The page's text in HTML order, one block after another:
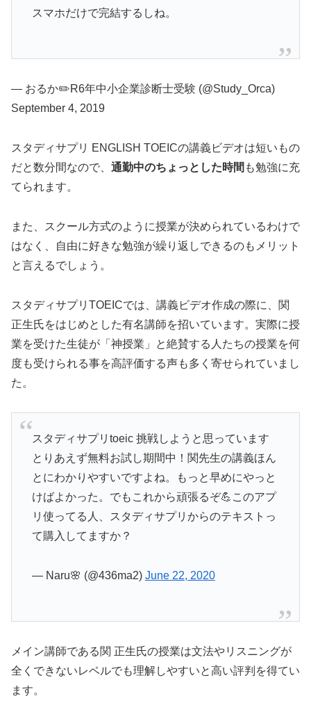
スマホだけで完結するしね。
— おるか✏️R6年中小企業診断士受験 (@Study_Orca)
September 4, 2019
スタディサプリ ENGLISH TOEICの講義ビデオは短いもの
だと数分間なので、 通勤中のちょっとした時間 も勉強に充
てられます。
また、スクール方式のように授業が決められているわけで
はなく、自由に好きな勉強が繰り返しできるのもメリット
と言えるでしょう。
スタディサプリTOEICでは、講義ビデオ作成の際に、関
正生氏をはじめとした有名講師を招いています。実際に授
業を受けた生徒が「神授業」と絶賛する人たちの授業を何
度も受けられる事を高評価する声も多く寄せられていまし
た。
スタディサプリtoeic 挑戦しようと思っています
とりあえず無料お試し期間中！関先生の講義ほん
とにわかりやすいですよね。もっと早めにやっと
けばよかった。でもこれから頑張るぞ💪このアプ
リ使ってる人、スタディサプリからのテキストっ
て購入してますか？
— Naru🌸 (@436ma2) June 22, 2020
メイン講師である関 正生氏の授業は文法やリスニングが
全くできないレベルでも理解しやすいと高い評判を得てい
ます。